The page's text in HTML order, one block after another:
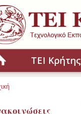
HomeΤΕΙ Κρήτης